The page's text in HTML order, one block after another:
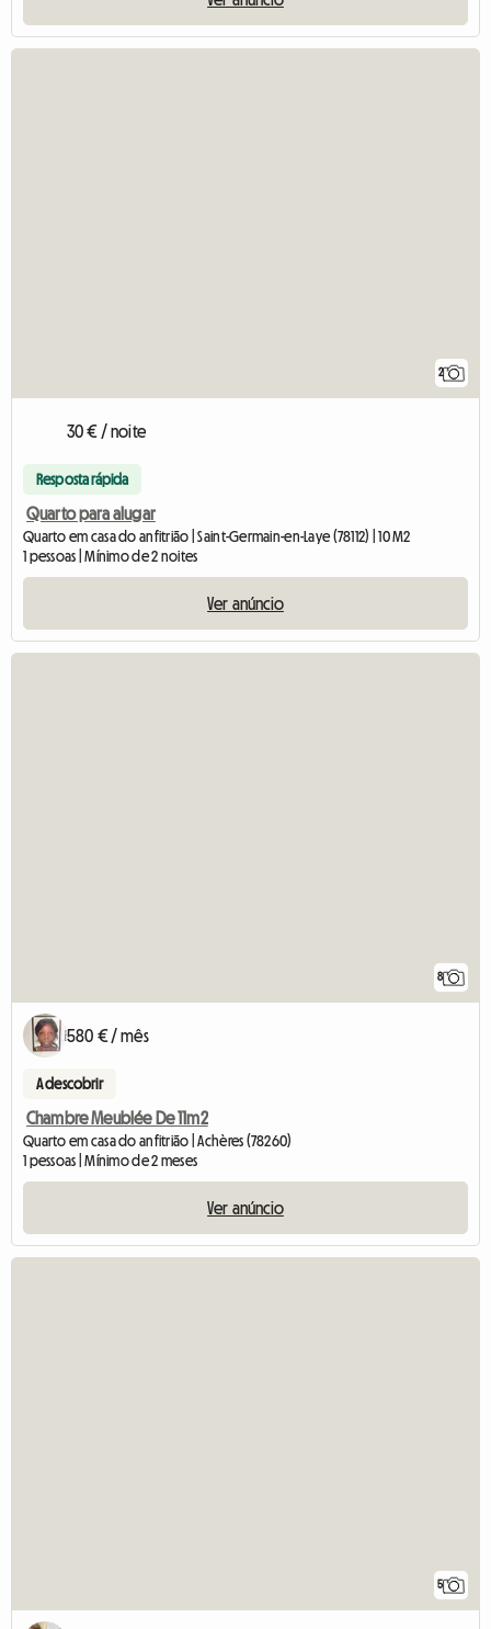
2
30 € / noite
Resposta rápida
Quarto para alugar
Quarto em casa do anfitrião | Saint-Germain-en-Laye (78112) | 10 M2
1 pessoas | Mínimo de 2 noites
Ver anúncio
8
580 € / mês
A descobrir
Chambre Meublée De 11m2
Quarto em casa do anfitrião | Achères (78260)
1 pessoas | Mínimo de 2 meses
Ver anúncio
5